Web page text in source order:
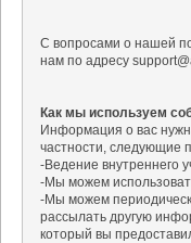
С вопросами о нашей
нам по адресу
Как мы используем
Информация о вас
частности, следующие
-Ведение внутреннего
-Мы можем
-Мы можем
рассылать другую
который вы